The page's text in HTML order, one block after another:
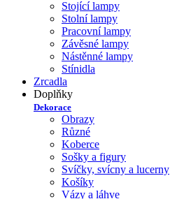
Stojící lampy
Stolní lampy
Pracovní lampy
Závěsné lampy
Nástěnné lampy
Stínidla
Zrcadla
Doplňky
Dekorace
Obrazy
Různé
Koberce
Sošky a figury
Svíčky, svícny a lucerny
Košíky
Vázy a láhve